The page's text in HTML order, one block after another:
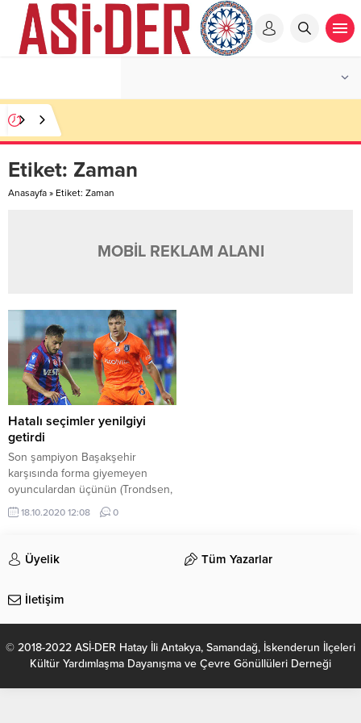
Etiket: Zaman
Anasayfa » Etiket: Zaman
MOBİL REKLAM ALANI
Hatalı seçimler yenilgiyi
getirdi
Son şampiyon Başakşehir
karşısında forma giyemeyen
oyunculardan üçünün (Trondsen,
Flavio, Abdulkadir Parmak)
savunma önü olması Trabzonspor
yapılan seçimler maçın kaderini
belirledi. Defansın önündeki o
Kafa hep yukarıda olacak, topu
eylemden kesinlikle
kaçınacaksınız. ...
18.10.2020 12:08 0
Üyelik Tüm Yazarlar
İletişim
© 2018-2022 ASİ-DER Hatay İli Antakya, Samandağ, İskenderun İlçeleri
Kültür Yardımlaşma Dayanışma ve Çevre Gönüllüleri Derneği